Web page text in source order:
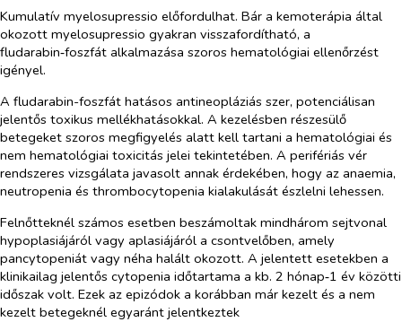
Kumulatív myelosupressio előfordulhat. Bár a kemoterápia által
okozott myelosupressio gyakran visszafordítható, a
fludarabin‑foszfát alkalmazása szoros hematológiai ellenőrzést
igényel.
A fludarabin-foszfát hatásos antineopláziás szer, potenciálisan
jelentős toxikus mellékhatásokkal. A kezelésben részesülő
betegeket szoros megfigyelés alatt kell tartani a hematológiai és
nem hematológiai toxicitás jelei tekintetében. A perifériás vér
rendszeres vizsgálata javasolt annak érdekében, hogy az anaemia,
neutropenia és thrombocytopenia kialakulását észlelni lehessen.
Felnőtteknél számos esetben beszámoltak mindhárom sejtvonal
hypoplasiájáról vagy aplasiájáról a csontvelőben, amely
pancytopeniát vagy néha halált okozott. A jelentett esetekben a
klinikailag jelentős cytopenia időtartama a kb. 2 hónap‑1 év közötti
időszak volt. Ezek az epizódok a korábban már kezelt és a nem
kezelt betegeknél egyaránt jelentkeztek